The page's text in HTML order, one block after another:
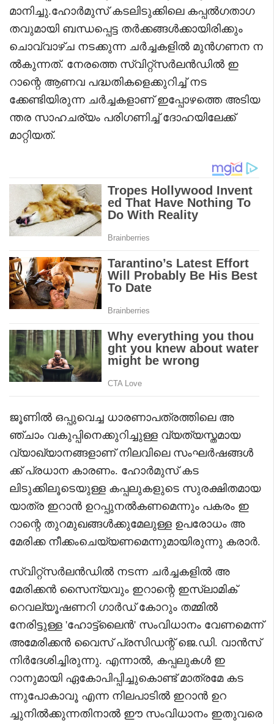
മാനിച്ചു.ഹോർമുസ് കടലിടുക്കിലെ കപ്പൽഗതാഗ
തവുമായി ബന്ധപ്പെട്ട തർക്കങ്ങൾക്കായിരിക്കും
ചൊവ്വാഴ്ച നടക്കുന്ന ചർച്ചകളിൽ മുൻഗണന ന
ൽകുന്നത്. നേരത്തെ സ്വിറ്റ്‌സർലൻഡിൽ ഇ
റാന്റെ ആണവ പദ്ധതികളെക്കുറിച്ച് നട
ക്കേണ്ടിയിരുന്ന ചർച്ചകളാണ് ഇപ്പോഴത്തെ അടിയ
ന്തര സാഹചര്യം പരിഗണിച്ച് ദോഹയിലേക്ക്
മാറ്റിയത്.
ജൂണിൽ ഒപ്പുവെച്ച ധാരണാപത്രത്തിലെ അ
ഞ്ചാം വകുപ്പിനെക്കുറിച്ചുള്ള വ്യത്യസ്തമായ
വ്യാഖ്യാനങ്ങളാണ് നിലവിലെ സംഘർഷങ്ങൾ
ക്ക് പ്രധാന കാരണം. ഹോർമുസ് കട
ലിടുക്കിലൂടെയുള്ള കപ്പലുകളുടെ സുരക്ഷിതമായ
യാത്ര ഇറാൻ ഉറപ്പുനൽകണമെന്നും പകരം ഇ
റാന്റെ തുറമുഖങ്ങൾക്കുമേലുള്ള ഉപരോധം അ
മേരിക്ക നീക്കംചെയ്യണമെന്നുമായിരുന്നു കരാർ.
സ്വിറ്റ്‌സർലൻഡിൽ നടന്ന ചർച്ചകളിൽ അ
മേരിക്കൻ സൈന്യവും ഇറാന്റെ ഇസ്ലാമിക്
റെവല്യൂഷണറി ഗാർഡ് കോറും തമ്മിൽ
നേരിട്ടുള്ള 'ഹോട്ട്‌ലൈൻ' സംവിധാനം വേണമെന്ന്
അമേരിക്കൻ വൈസ് പ്രസിഡന്റ് ജെ.ഡി. വാൻസ്
നിർദേശിച്ചിരുന്നു. എന്നാൽ, കപ്പലുകൾ ഇ
റാനുമായി ഏകോപിപ്പിച്ചുകൊണ്ട് മാത്രമേ കട
ന്നുപോകാവൂ എന്ന നിലപാടിൽ ഇറാൻ ഉറ
ച്ചുനിൽക്കുന്നതിനാൽ ഈ സംവിധാനം ഇതുവരെ